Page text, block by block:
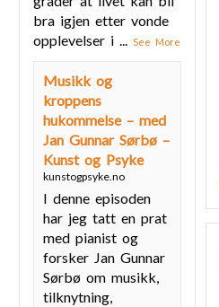
bra igjen etter vonde
opplevelser i ...See More
Musikk og
kroppens
hukommelse – med
Jan Gunnar Sørbø –
Kunst og Psyke
kunstogpsyke.no
I denne episoden
har jeg tatt en prat
med pianist og
forsker Jan Gunnar
Sørbø om musikk,
tilknytning,